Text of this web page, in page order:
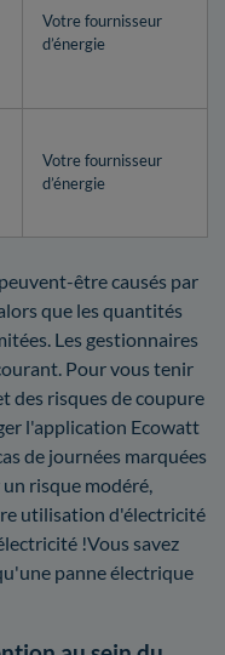
Votre fournisseur
d’énergie
Votre fournisseur
d’énergie
être causés par
que les quantités
Les gestionnaires
Pour vous tenir
des risques de coupure
l'application Ecowatt
de journées marquées
risque modéré,
utilisation d'électricité
!Vous savez
panne électrique